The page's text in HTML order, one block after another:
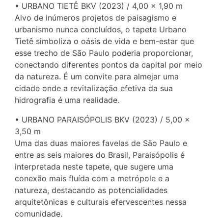
• URBANO TIETÊ BKV (2023) / 4,00 × 1,90 m
Alvo de inúmeros projetos de paisagismo e
urbanismo nunca concluídos, o tapete Urbano
Tietê simboliza o oásis de vida e bem-estar que
esse trecho de São Paulo poderia proporcionar,
conectando diferentes pontos da capital por meio
da natureza. É um convite para almejar uma
cidade onde a revitalização efetiva da sua
hidrografia é uma realidade.
• URBANO PARAISÓPOLIS BKV (2023) / 5,00 ×
3,50 m
Uma das duas maiores favelas de São Paulo e
entre as seis maiores do Brasil, Paraisópolis é
interpretada neste tapete, que sugere uma
conexão mais fluída com a metrópole e a
natureza, destacando as potencialidades
arquitetônicas e culturais efervescentes nessa
comunidade.